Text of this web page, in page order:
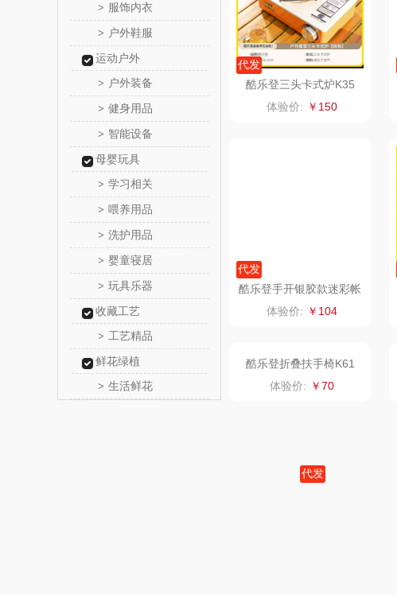
> 服饰内衣
> 户外鞋服
运动户外
> 户外装备
> 健身用品
> 智能设备
母婴玩具
> 学习相关
> 喂养用品
> 洗护用品
> 婴童寝居
> 玩具乐器
收藏工艺
> 工艺精品
鲜花绿植
> 生活鲜花
棉芽
飞利浦（音频类）
乐千厨
传应
啄木鸟PLOVER
爱国者
代发
酷乐登三头卡式炉K35
体验价: ￥150
代发
酷乐登手开银胶款迷彩帐
体验价: ￥104